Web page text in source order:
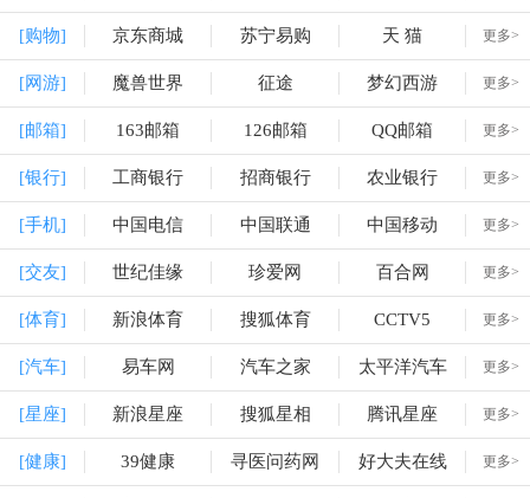
[购物] 京东商城 苏宁易购 天 猫 更多>
[网游] 魔兽世界 征途 梦幻西游 更多>
[邮箱] 163邮箱 126邮箱 QQ邮箱 更多>
[银行] 工商银行 招商银行 农业银行 更多>
[手机] 中国电信 中国联通 中国移动 更多>
[交友] 世纪佳缘 珍爱网 百合网 更多>
[体育] 新浪体育 搜狐体育 CCTV5 更多>
[汽车] 易车网 汽车之家 太平洋汽车 更多>
[星座] 新浪星座 搜狐星相 腾讯星座 更多>
[健康] 39健康 寻医问药网 好大夫在线 更多>